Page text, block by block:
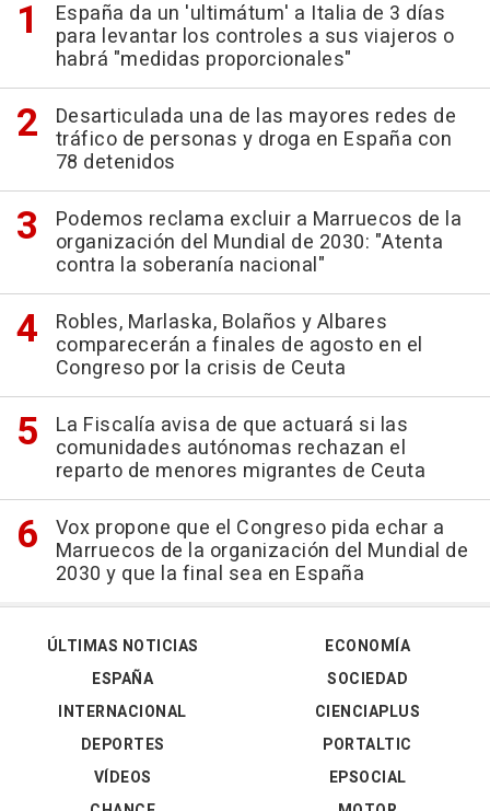
España da un 'ultimátum' a Italia de 3 días
para levantar los controles a sus viajeros o
habrá "medidas proporcionales"
Desarticulada una de las mayores redes de
tráfico de personas y droga en España con
78 detenidos
Podemos reclama excluir a Marruecos de la
organización del Mundial de 2030: "Atenta
contra la soberanía nacional"
Robles, Marlaska, Bolaños y Albares
comparecerán a finales de agosto en el
Congreso por la crisis de Ceuta
La Fiscalía avisa de que actuará si las
comunidades autónomas rechazan el
reparto de menores migrantes de Ceuta
Vox propone que el Congreso pida echar a
Marruecos de la organización del Mundial de
2030 y que la final sea en España
ÚLTIMAS NOTICIAS
ESPAÑA
INTERNACIONAL
DEPORTES
VÍDEOS
ECONOMÍA
SOCIEDAD
CIENCIAPLUS
PORTALTIC
EPSOCIAL